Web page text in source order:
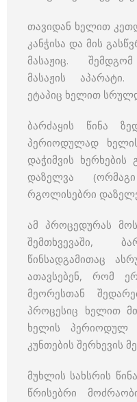
თავიდან ხელით
კანჭისა და მის
მასაჟიც. შემდგომ
მასაჟის აპარატი.
ეტაპიც ხელით
ბარძაყის წინა
პერიოდულად
დაჭიმვის ხერხების
დაზელვა
რგოლისებრი
ამ პროცედურას
შემთხვევაში,
წინსადგამითაც
ათავსებენ, რომ
მეორესთან
პროცესიც ხელით
ხელის პერიოდულ
კუნთების შერხევის
მუხლის სახსრის
წრისებრი